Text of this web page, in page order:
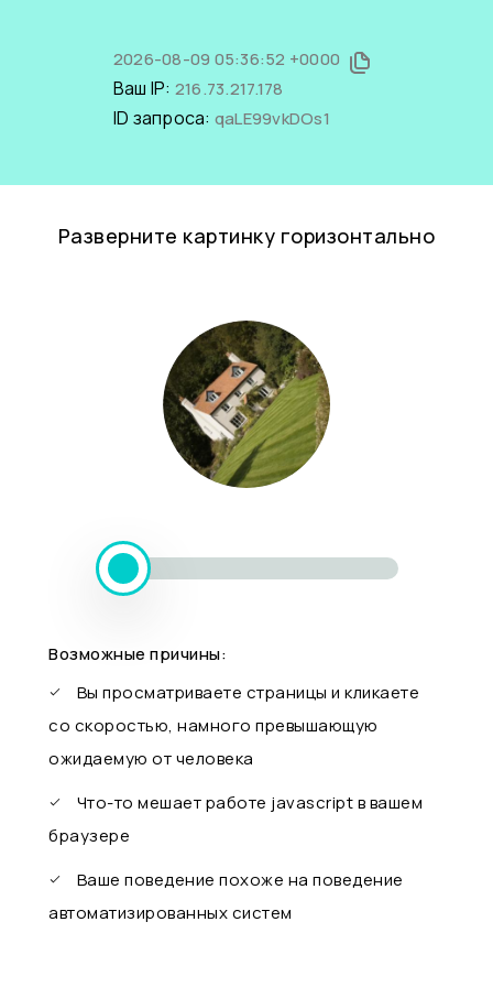
2026-08-09 05:36:52 +0000
Ваш IP: 216.73.217.178
ID запроса: qaLE99vkDOs1
Разверните картинку горизонтально
Возможные причины:
Вы просматриваете страницы и кликаете
со скоростью, намного превышающую
ожидаемую от человека
Что-то мешает работе javascript в вашем
браузере
Ваше поведение похоже на поведение
автоматизированных систем